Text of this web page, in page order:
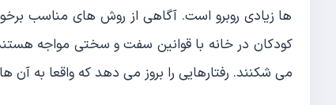
ها زیادی روبرو است. آگاهی از روش های مناسب
کودکان در خانه با قوانین سفت و سختی مواجه
می شکنند. رفتارهایی را بروز می دهد که واقعا به آن